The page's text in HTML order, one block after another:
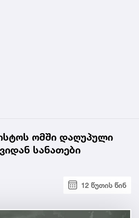
ომში დაღუპული
სანათები
12 წუთის წინ